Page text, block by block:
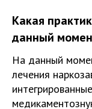
Какая
данный
На данный
лечения